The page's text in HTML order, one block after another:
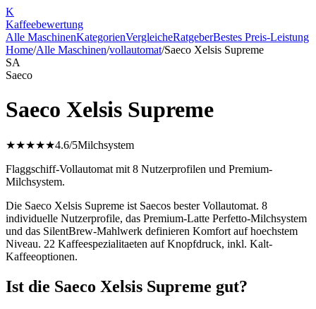
K
Kaffeebewertung
Alle MaschinenKategorienVergleicheRatgeberBestes Preis-Leistung
Home/Alle Maschinen/vollautomat/Saeco Xelsis Supreme
SA
Saeco
Saeco Xelsis Supreme
★★★★★4.6/5Milchsystem
Flaggschiff-Vollautomat mit 8 Nutzerprofilen und Premium-
Milchsystem.
Die Saeco Xelsis Supreme ist Saecos bester Vollautomat. 8
individuelle Nutzerprofile, das Premium-Latte Perfetto-Milchsystem
und das SilentBrew-Mahlwerk definieren Komfort auf hoechstem
Niveau. 22 Kaffeespezialitaeten auf Knopfdruck, inkl. Kalt-
Kaffeeoptionen.
Ist die Saeco Xelsis Supreme gut?